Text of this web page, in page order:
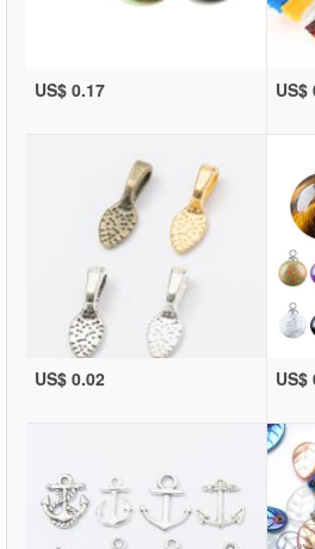
US$ 0.17 US$
US$ 0.02 US$